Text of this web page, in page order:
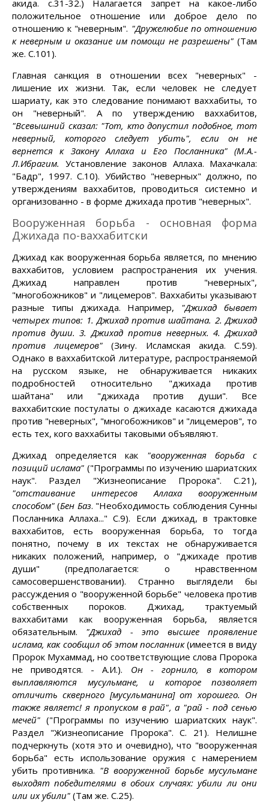
акида. с.31-32.) Налагается запрет на какое-либо
положительное отношение или доброе дело по
отношению к "неверным". "Дружелюбие по отношению
к неверным и оказание им помощи не разрешены" (Там
же. С.101).
Главная санкция в отношении всех "неверных" -
лишение их жизни. Так, если человек не следует
шариату, как это следование понимают ваххабиты, то
он "неверный". А по утверждению ваххабитов,
"Всевышний сказал: "Тот, кто допустил подобное, тот
неверный, которого следует убить", если он не
вернется к Закону Аллаха и Его Посланника" (М.А.-
Л.Ибрагим. Установление законов Аллаха. Махачкала:
"Бадр", 1997. С.10). Убийство "неверных" должно, по
утверждениям ваххабитов, проводиться системно и
организованно - в форме джихада против "неверных".
Вооруженная борьба - основная форма
Джихада по-ваххабитски
Джихад как вооруженная борьба является, по мнению
ваххабитов, условием распространения их учения.
Джихад направлен против "неверных",
"многобожников" и "лицемеров". Ваххабиты указывают
разные типы джихада. Например, "Джихад бывает
четырех типов: 1. Джихад против шайтана. 2. Джихад
против души. 3. Джихад против неверных. 4. Джихад
против лицемеров" (Зину. Исламская акида. С.59).
Однако в ваххабитской литературе, распространяемой
на русском языке, не обнаруживается никаких
подробностей относительно "джихада против
шайтана" или "джихада против души". Все
ваххабитские постулаты о джихаде касаются джихада
против "неверных", "многобожников" и "лицемеров", то
есть тех, кого ваххабиты таковыми объявляют.
Джихад определяется как "вооруженная борьба с
позиций ислама" ("Программы по изучению шариатских
наук". Раздел "Жизнеописание Пророка". С.21),
"отстаивание интересов Аллаха вооруженным
способом" (Бен Баз. "Необходимость соблюдения Сунны
Посланника Аллаха..." С.9). Если джихад, в трактовке
ваххабитов, есть вооруженная борьба, то тогда
понятно, почему в их текстах не обнаруживается
никаких положений, например, о "джихаде против
души" (предполагается: о нравственном
самосовершенствовании). Странно выглядели бы
рассуждения о "вооруженной борьбе" человека против
собственных пороков. Джихад, трактуемый
ваххабитами как вооруженная борьба, является
обязательным. "Джихад - это высшее проявление
ислама, как сообщил об этом посланник(имеется в виду
Пророк Мухаммад, но соответствующие слова Пророка
не приводятся. - А.И.). Он - горнило, в котором
выплавляются мусульмане, и которое позволяет
отличить скверного [мусульманина] от хорошего. Он
также являетс! я пропуском в рай", а "рай - под сенью
мечей" ("Программы по изучению шариатских наук".
Раздел "Жизнеописание Пророка". С. 21). Нелишне
подчеркнуть (хотя это и очевидно), что "вооруженная
борьба" есть использование оружия с намерением
убить противника. "В вооруженной борьбе мусульмане
выходят победителями в обоих случаях: убили ли они
или их убили" (Там же. С.25).